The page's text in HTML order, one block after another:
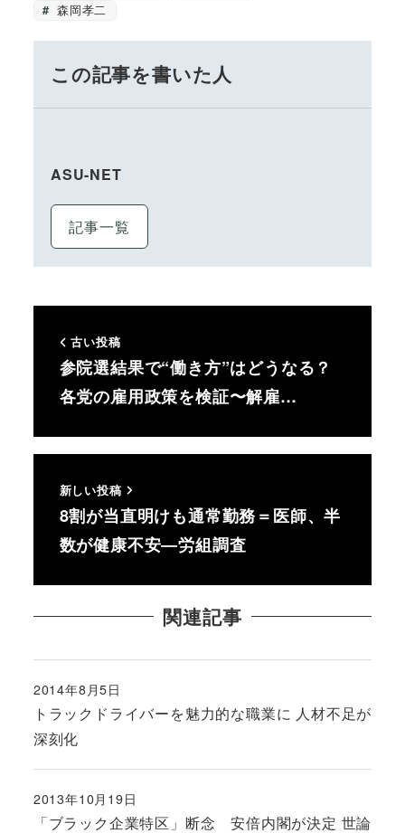
森岡孝二
この記事を書いた人
ASU-NET
記事一覧
古い投稿
参院選結果で“働き方”はどうなる？
各党の雇用政策を検証〜解雇…
新しい投稿
8割が当直明けも通常勤務＝医師、半
数が健康不安―労組調査
関連記事
トラックドライバーを魅力的な職業に 人材不足が
深刻化
投稿日
2014年8月5日
「ブラック企業特区」断念 安倍内閣が決定 世論
投稿日
2013年10月19日